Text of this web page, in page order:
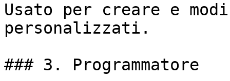
Usato per creare e
personalizzati.
### 3. Programmatore